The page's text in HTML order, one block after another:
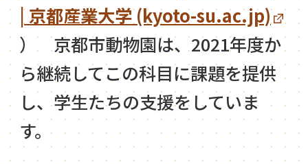
| 京都産業大学 (kyoto-su.ac.jp)
） 京都市動物園は、2021年度か
ら継続してこの科目に課題を提供
し、学生たちの支援をしていま
す。